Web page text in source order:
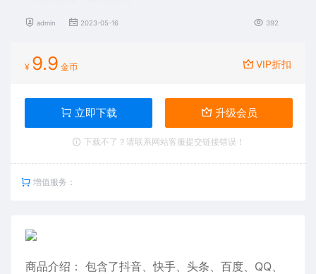
admin 2023-05-16 392
¥ 9.9 金币 VIP折扣
立即下载 升级会员
下载不了？请联系网站客服提交链接错误！
增值服务：
商品介绍： 包含了抖音、快手、头条、百度、QQ、